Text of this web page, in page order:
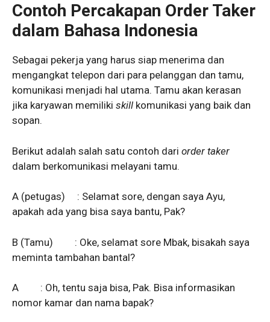
Contoh Percakapan Order Taker
dalam Bahasa Indonesia
Sebagai pekerja yang harus siap menerima dan
mengangkat telepon dari para pelanggan dan tamu,
komunikasi menjadi hal utama. Tamu akan kerasan
jika karyawan memiliki skill komunikasi yang baik dan
sopan.
Berikut adalah salah satu contoh dari order taker
dalam berkomunikasi melayani tamu.
A (petugas) : Selamat sore, dengan saya Ayu,
apakah ada yang bisa saya bantu, Pak?
B (Tamu) : Oke, selamat sore Mbak, bisakah saya
meminta tambahan bantal?
A : Oh, tentu saja bisa, Pak. Bisa informasikan
nomor kamar dan nama bapak?